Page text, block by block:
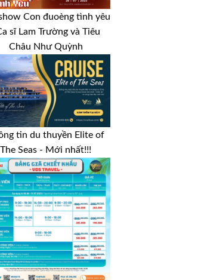
Con đuoèng tình yêu
sĩ Lam Trường và Tiêu
Châu Như Quỳnh
tin du thuyền Elite of
The Seas - Mới nhất!!!